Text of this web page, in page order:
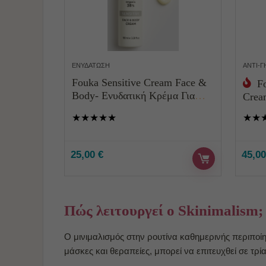
ΕΝΥΔΆΤΩΣΗ
Fouka Sensitive Cream Face &
Body- Ενυδατική Κρέμα Για
βιολογικό εκχύλισμα
★★★★★
25,00€
ΑΝΤΙ-
★★
45,00
Πώς λειτουργεί ο Skinimalism;
Ο μινιμαλισμός στην ρουτίνα καθημερινής
μάσκες και θεραπείες, μπορεί να επιτευχθεί σε